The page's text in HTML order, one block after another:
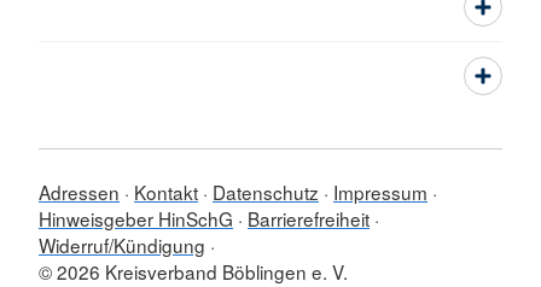
Adressen Kontakt Datenschutz
Impressum
Hinweisgeber HinSchG
Barrierefreiheit
Widerruf/Kündigung
© 2026 Kreisverband Böblingen e. V.